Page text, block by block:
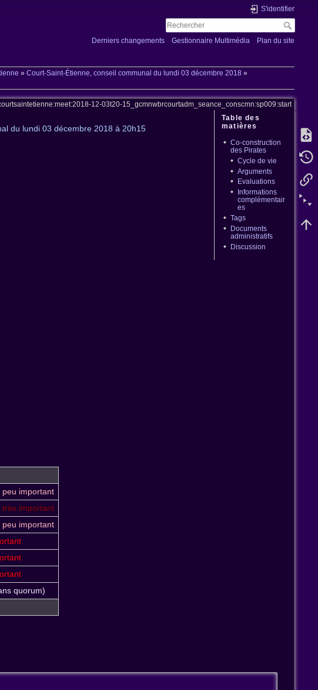
S'identifier
Derniers changements Gestionnaire Multimédia Plan du site
»Court-Saint-Étienne, conseil communal du lundi 03 décembre 2018 »
12-03t20-15_gcmnwbrcourtadm_seance_conscmn:sp009:start
Table des
matières
Co-construction
des Pirates
Cycle de vie
Arguments
Evaluations
Informations
complémentair
es
Tags
Documents
administratifs
Discussion
du lundi 03 décembre 2018 à 20h15
peu important
très important
peu important
quorum)